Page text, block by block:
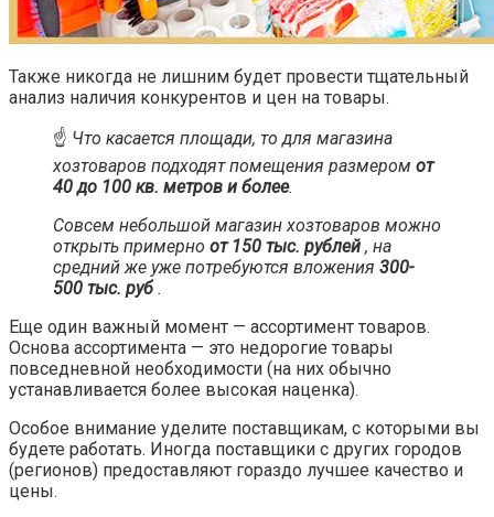
Также никогда не лишним будет провести тщательный
анализ наличия конкурентов и цен на товары.
☝️ Что касается площади, то для магазина
хозтоваров подходят помещения размером от
40 до 100 кв. метров и более.
Совсем небольшой магазин хозтоваров можно
открыть примерно от 150 тыс. рублей , на
средний же уже потребуются вложения 300-
500 тыс. руб .
Еще один важный момент — ассортимент товаров.
Основа ассортимента — это недорогие товары
повседневной необходимости (на них обычно
устанавливается более высокая наценка).
Особое внимание уделите поставщикам, с которыми вы
будете работать. Иногда поставщики с других городов
(регионов) предоставляют гораздо лучшее качество и
цены.